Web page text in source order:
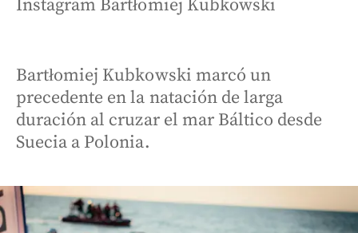
Instagram Bartłomiej Kubkowski
Bartłomiej Kubkowski marcó un
precedente en la natación de larga
duración al cruzar el mar Báltico desde
Suecia a Polonia.